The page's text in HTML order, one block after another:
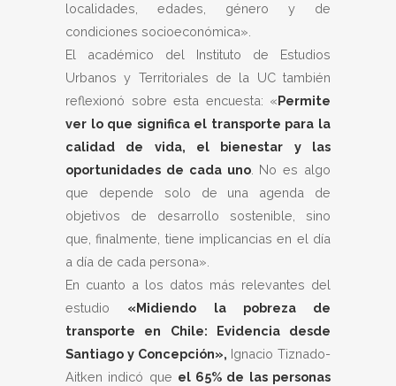
localidades, edades, género y de
condiciones socioeconómica».
El académico del Instituto de Estudios
Urbanos y Territoriales de la UC también
reflexionó sobre esta encuesta: «Permite
ver lo que significa el transporte para la
calidad de vida, el bienestar y las
oportunidades de cada uno. No es algo
que depende solo de una agenda de
objetivos de desarrollo sostenible, sino
que, finalmente, tiene implicancias en el día
a día de cada persona».
En cuanto a los datos más relevantes del
estudio «Midiendo la pobreza de
transporte en Chile: Evidencia desde
Santiago y Concepción», Ignacio Tiznado-
Aitken indicó que el 65% de las personas